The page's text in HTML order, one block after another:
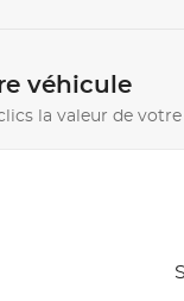
véhicule
la valeur de